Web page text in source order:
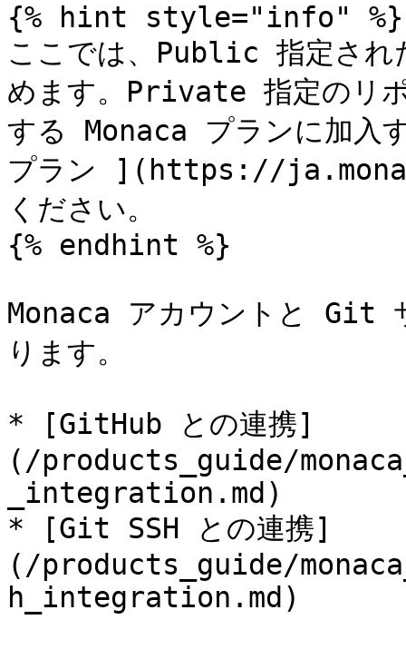
{% hint style="info" %}
ここでは、Public 指定され
めます。Private 指定のリポ
する Monaca プランに加入
プラン ](https://
ください。
{% endhint %}
Monaca アカウントと Git
ります。
* [GitHub との連携]
(/products_guide/
_integration.md)
* [Git SSH との連携]
(/products_guide/